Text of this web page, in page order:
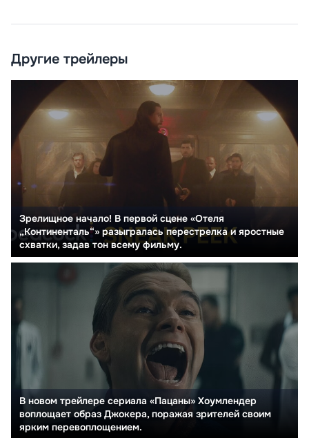
Другие трейлеры
Зрелищное начало! В первой сцене «Отеля
„Континенталь“» разыгралась перестрелка и яростные
схватки, задав тон всему фильму.
В новом трейлере сериала «Пацаны» Хоумлендер
воплощает образ Джокера, поражая зрителей своим
ярким перевоплощением.